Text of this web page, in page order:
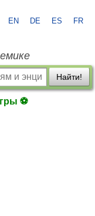
EN DE ES FR
Найти!
⚽